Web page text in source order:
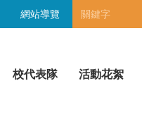
網站導覽
校代表隊 活動花絮